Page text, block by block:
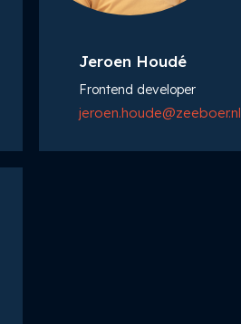
Jeroen Houdé
Frontend developer
jeroen.houde@zeeboer.nl